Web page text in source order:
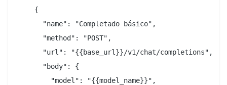
    {
      "name": "Completado básico",
      "method": "POST",
      "url": "{{base_url}}/v1/chat/completions",
      "body": {
        "model": "{{model_name}}",